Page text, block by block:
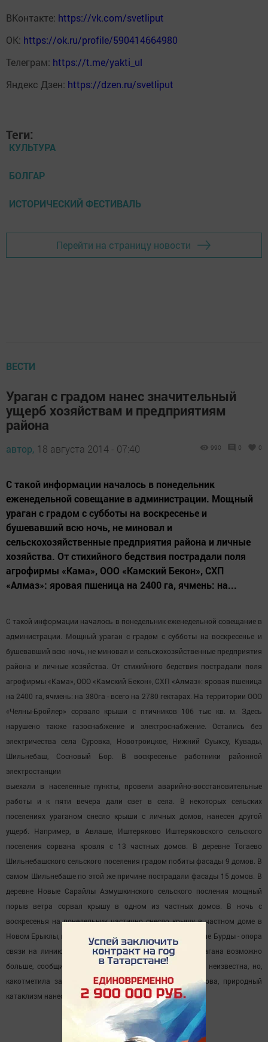
ВКонтакте: https://vk.com/svetliput
ОК: https://ok.ru/profile/590414664980
Телеграм: https://t.me/yakti_ul
Яндекс Дзен: https://dzen.ru/svetliput
Теги:
КУЛЬТУРА
БОЛГАР
ИСТОРИЧЕСКИЙ ФЕСТИВАЛЬ
Перейти на страницу новости
ВЕСТИ
Ураган с градом нанес значительный
ущерб хозяйствам и предприятиям
района
автор, 18 августа 2014 - 07:40 990 0 0
С такой информации началось в понедельник
еженедельной совещание в администрации. Мощный
ураган с градом с субботы на воскресенье и
бушевавший всю ночь, не миновал и
сельскохозяйственные предприятия района и личные
хозяйства. От стихийного бедствия пострадали поля
агрофирмы «Кама», ООО «Камский Бекон», СХП
«Алмаз»: яровая пшеница на 2400 га, ячмень: на...
С такой информации началось в понедельник еженедельной совещание в
администрации. Мощный ураган с градом с субботы на воскресенье и
бушевавший всю ночь, не миновал и сельскохозяйственные предприятия
района и личные хозяйства. От стихийного бедствия пострадали поля
агрофирмы «Кама», ООО «Камский Бекон», СХП «Алмаз»: яровая пшеница
на 2400 га, ячмень: на 380га - всего на 2780 гектарах. На территории ООО
«Челны-Бройлер» сорвало крыши с птичников 106 тыс кв. м. Здесь
нарушено также газоснабжение и электроснабжение. Остались без
электричества села Суровка, Новотроицкое, Нижний Суыксу, Кувады,
Шильнебаш, Сосновый Бор. В воскресенье работники районной
электростанции
выехали в населенные пункты, провели аварийно-восстановительные
работы и к пяти вечера дали свет в села. В некоторых сельских
поселениях ураганом снесло крыши с личных домов, нанесен другой
ущерб. Например, в Авлаше, Иштеряково Иштеряковского сельского
поселения сорвана кровля с 13 частных домов. В деревне Тогаево
Шильнебашского сельского поселения градом побиты фасады 9 домов. В
самом Шильнебаше по этой же причине пострадали фасады 15 домов. В
деревне Новые Сарайлы Азмушкинского сельского посления мощный
порыв ветра сорвал крышу в одном из частных домов. В ночь с
воскресенья на понедельник частично снесло крышу в частном доме в
Новом Ерыклы, в деревне Евлево упал молниеотвод, в селе Бурды - опора
связи на линию электропередачи. Пострадавших от урагана возможно
больше, сообщили на совещании. Сумма ущерба пока неизвестна, но,
какотметила заместитель главы района Люция Ахметова, природный
катаклизм нанес району значительный ущерб.